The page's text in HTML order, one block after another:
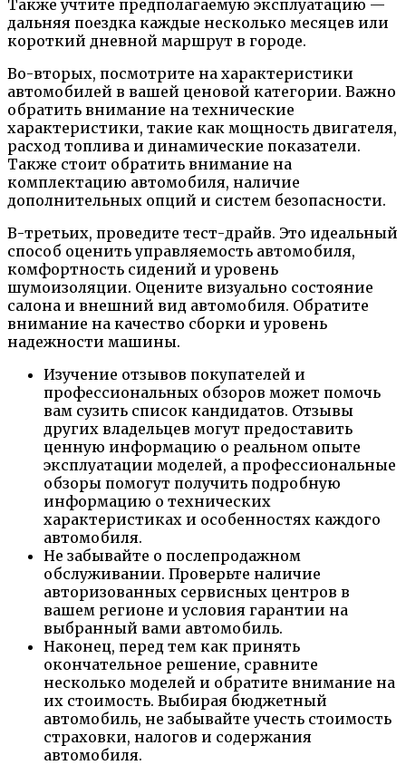
Также учтите предполагаемую эксплуатацию —
дальняя поездка каждые несколько месяцев или
короткий дневной маршрут в городе.
Во-вторых, посмотрите на характеристики
автомобилей в вашей ценовой категории. Важно
обратить внимание на технические
характеристики, такие как мощность двигателя,
расход топлива и динамические показатели.
Также стоит обратить внимание на
комплектацию автомобиля, наличие
дополнительных опций и систем безопасности.
В-третьих, проведите тест-драйв. Это идеальный
способ оценить управляемость автомобиля,
комфортность сидений и уровень
шумоизоляции. Оцените визуально состояние
салона и внешний вид автомобиля. Обратите
внимание на качество сборки и уровень
надежности машины.
Изучение отзывов покупателей и
профессиональных обзоров может помочь
вам сузить список кандидатов. Отзывы
других владельцев могут предоставить
ценную информацию о реальном опыте
эксплуатации моделей, а профессиональные
обзоры помогут получить подробную
информацию о технических
характеристиках и особенностях каждого
автомобиля.
Не забывайте о послепродажном
обслуживании. Проверьте наличие
авторизованных сервисных центров в
вашем регионе и условия гарантии на
выбранный вами автомобиль.
Наконец, перед тем как принять
окончательное решение, сравните
несколько моделей и обратите внимание на
их стоимость. Выбирая бюджетный
автомобиль, не забывайте учесть стоимость
страховки, налогов и содержания
автомобиля.